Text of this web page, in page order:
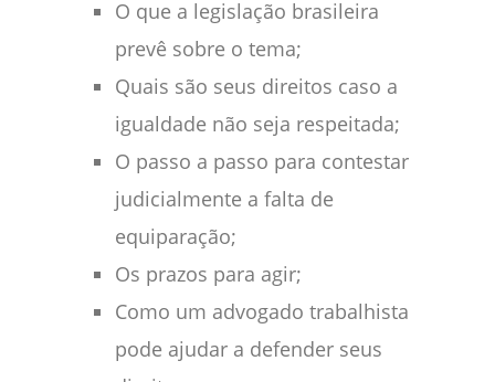
O que a legislação brasileira
prevê sobre o tema;
Quais são seus direitos caso a
igualdade não seja respeitada;
O passo a passo para contestar
judicialmente a falta de
equiparação;
Os prazos para agir;
Como um advogado trabalhista
pode ajudar a defender seus